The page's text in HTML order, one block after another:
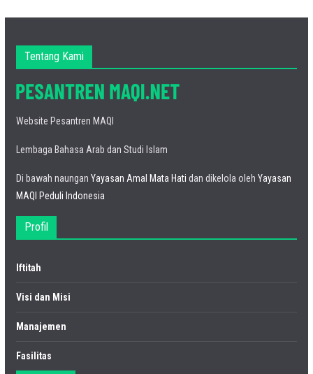
Tentang Kami
Website Pesantren MAQI
Lembaga Bahasa Arab dan Studi Islam
Di bawah naungan Yayasan Amal Mata Hati dan dikelola oleh Yayasan
MAQI Peduli Indonesia
Profil
Iftitah
Visi dan Misi
Manajemen
Fasilitas